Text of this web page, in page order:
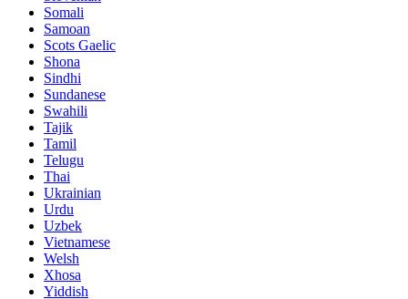
Somali
Samoan
Scots Gaelic
Shona
Sindhi
Sundanese
Swahili
Tajik
Tamil
Telugu
Thai
Ukrainian
Urdu
Uzbek
Vietnamese
Welsh
Xhosa
Yiddish